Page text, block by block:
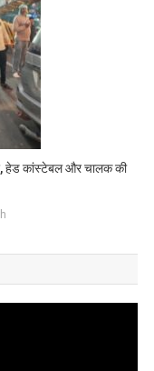
हेड कांस्टेबल और चालक की